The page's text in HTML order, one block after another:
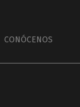
CONÓCENOS